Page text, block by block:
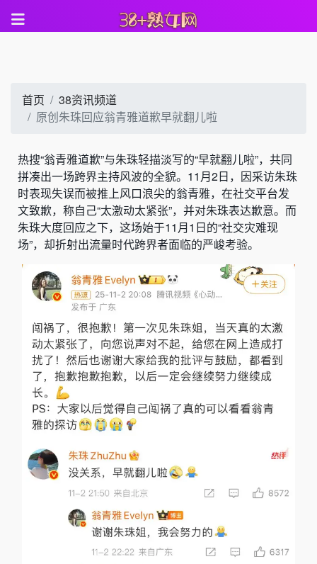
首页
38资讯频道
原创朱珠回应翁青雅道歉早就翻儿啦
热搜“翁青雅道歉”与朱珠轻描淡写的“早就翻儿啦”，共同
拼凑出一场跨界主持风波的全貌。11月2日，因采访朱珠
时表现失误而被推上风口浪尖的翁青雅，在社交平台发
文致歉，称自己“太激动太紧张”，并对朱珠表达歉意。而
朱珠大度回应之下，这场始于11月1日的“社交灾难现
场”，却折射出流量时代跨界者面临的严峻考验。